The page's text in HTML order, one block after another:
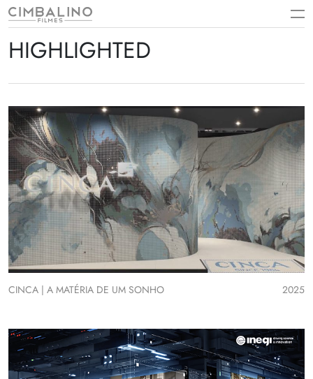
Skip
content
HIGHLIGHTED
CINCA | A MATÉRIA DE UM SONHO 2025